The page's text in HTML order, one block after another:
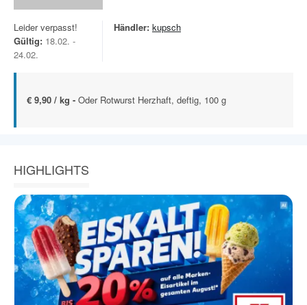
Leider verpasst!
Gültig: 18.02. -
24.02.
Händler: kupsch
€ 9,90 / kg - Oder Rotwurst Herzhaft, deftig, 100 g
HIGHLIGHTS